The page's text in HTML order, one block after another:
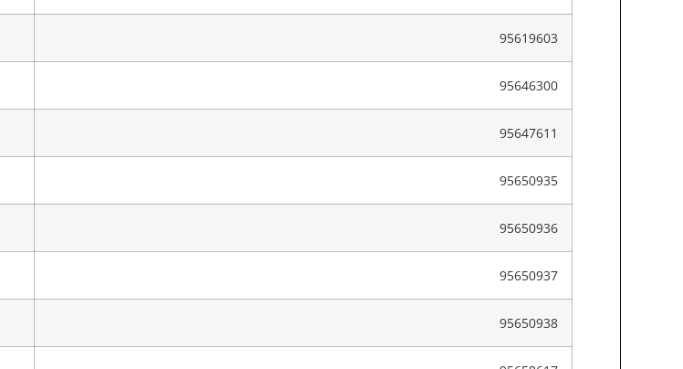
95619603
95646300
95647611
95650935
95650936
95650937
95650938